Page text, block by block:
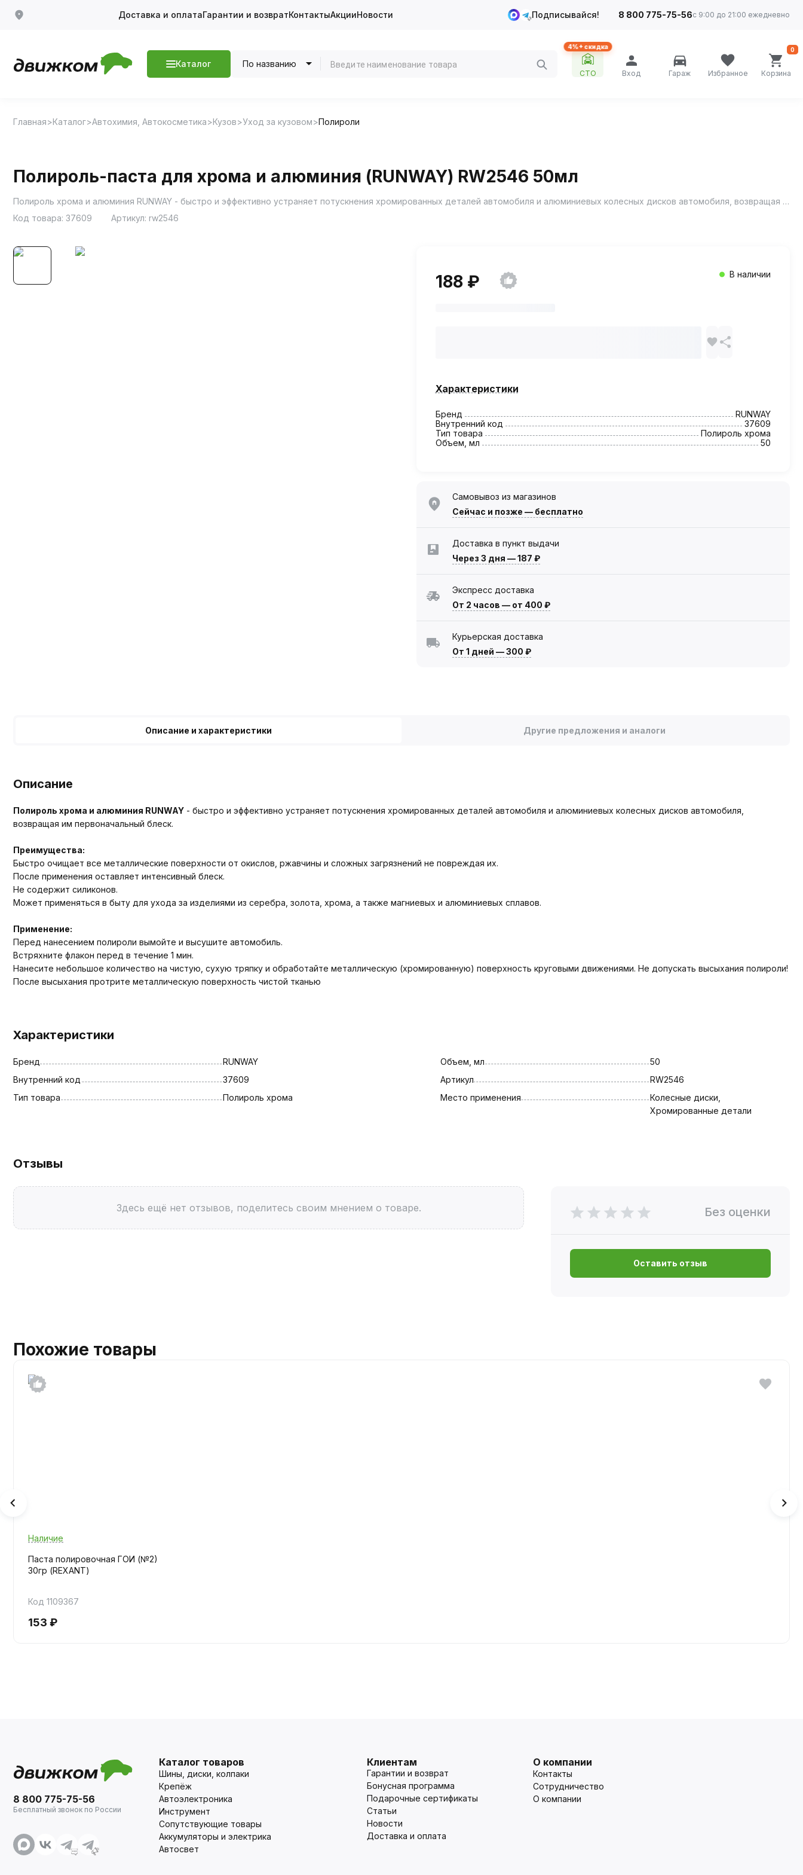
Доставка и оплатаГарантии и возвратКонтактыАкцииНовости Подписывайся! 8 800 775-75-56с 9:00 до 21:00 ежедневно
Каталог По названию
4%+ скидка
СТО Вход Гараж Избранное Корзина
0
Главная Каталог Автохимия, Автокосметика Кузов Уход за кузовом Полироли
Полироль-паста для хрома и алюминия (RUNWAY) RW2546 50мл
Полироль хрома и алюминия RUNWAY - быстро и эффективно устраняет потускнения хромированных деталей автомобиля и алюминиевых колесных дисков автомобиля, возвращая им первоначальный блеск.
Код товара: 37609 Артикул: rw2546
188 ₽ В наличии
Характеристики
Бренд
RUNWAY
Внутренний код
37609
Тип товара
Полироль хрома
Объем, мл
50
Самовывоз из магазинов
Сейчас и позже — бесплатно
Доставка в пункт выдачи
Через 3 дня —187 ₽
Экспресс доставка
От 2 часов — от 400 ₽
Курьерская доставка
От 1 дней —300 ₽
Описание и характеристики Другие предложения и аналоги
Описание
Полироль хрома и алюминия RUNWAY - быстро и эффективно устраняет потускнения хромированных деталей автомобиля и алюминиевых колесных дисков автомобиля,
возвращая им первоначальный блеск.
Преимущества:
Быстро очищает все металлические поверхности от окислов, ржавчины и сложных загрязнений не повреждая их.
После применения оставляет интенсивный блеск.
Не содержит силиконов.
Может применяться в быту для ухода за изделиями из серебра, золота, хрома, а также магниевых и алюминиевых сплавов.
Применение:
Перед нанесением полироли вымойте и высушите автомобиль.
Встряхните флакон перед в течение 1 мин.
Нанесите небольшое количество на чистую, сухую тряпку и обработайте металлическую (хромированную) поверхность круговыми движениями. Не допускать высыхания полироли!
После высыхания протрите металлическую поверхность чистой тканью
Характеристики
Бренд
RUNWAY
Внутренний код
37609
Тип товара
Полироль хрома
Объем, мл
50
Артикул
RW2546
Место применения
Колесные диски,
Хромированные детали
Отзывы
Здесь ещё нет отзывов, поделитесь своим мнением о товаре. Без оценки
Оставить отзыв
Похожие товары
Наличие
Паста полировочная ГОИ (№2)
30гр (REXANT)
Код 1109367
153 ₽
8 800 775-75-56
Бесплатный звонок по России
Каталог товаров
Шины, диски, колпаки
Крепёж
Автоэлектроника
Инструмент
Сопутствующие товары
Аккумуляторы и электрика
Автосвет
Клиентам
Гарантии и возврат
Бонусная программа
Подарочные сертификаты
Статьи
Новости
Доставка и оплата
О компании
Контакты
Сотрудничество
О компании